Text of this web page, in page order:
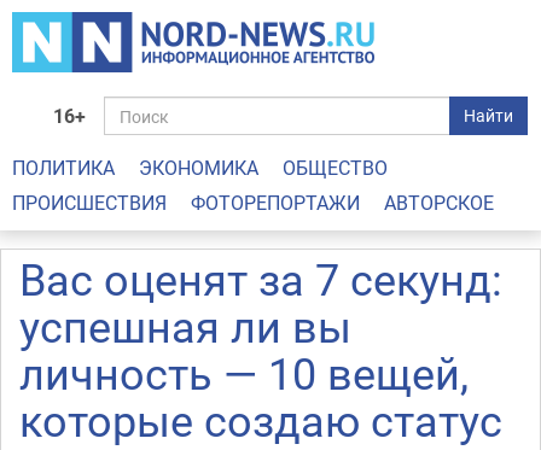
16+ Найти
ПОЛИТИКА ЭКОНОМИКА
ОБЩЕСТВО
ПРОИСШЕСТВИЯ
ФОТОРЕПОРТАЖИ АВТОРСКОЕ
Вас оценят за 7 секунд:
успешная ли вы
личность — 10 вещей,
которые создаю статус